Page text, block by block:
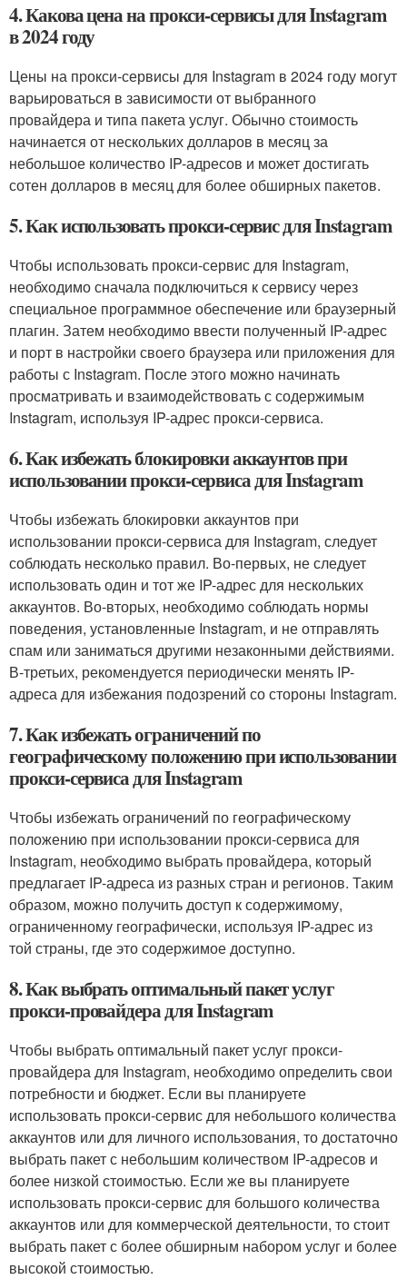
4. Какова цена на прокси-сервисы для Instagram
в 2024 году
Цены на прокси-сервисы для Instagram в 2024 году могут
варьироваться в зависимости от выбранного
провайдера и типа пакета услуг. Обычно стоимость
начинается от нескольких долларов в месяц за
небольшое количество IP-адресов и может достигать
сотен долларов в месяц для более обширных пакетов.
5. Как использовать прокси-сервис для Instagram
Чтобы использовать прокси-сервис для Instagram,
необходимо сначала подключиться к сервису через
специальное программное обеспечение или браузерный
плагин. Затем необходимо ввести полученный IP-адрес
и порт в настройки своего браузера или приложения для
работы с Instagram. После этого можно начинать
просматривать и взаимодействовать с содержимым
Instagram, используя IP-адрес прокси-сервиса.
6. Как избежать блокировки аккаунтов при
использовании прокси-сервиса для Instagram
Чтобы избежать блокировки аккаунтов при
использовании прокси-сервиса для Instagram, следует
соблюдать несколько правил. Во-первых, не следует
использовать один и тот же IP-адрес для нескольких
аккаунтов. Во-вторых, необходимо соблюдать нормы
поведения, установленные Instagram, и не отправлять
спам или заниматься другими незаконными действиями.
В-третьих, рекомендуется периодически менять IP-
адреса для избежания подозрений со стороны Instagram.
7. Как избежать ограничений по
географическому положению при использовании
прокси-сервиса для Instagram
Чтобы избежать ограничений по географическому
положению при использовании прокси-сервиса для
Instagram, необходимо выбрать провайдера, который
предлагает IP-адреса из разных стран и регионов. Таким
образом, можно получить доступ к содержимому,
ограниченному географически, используя IP-адрес из
той страны, где это содержимое доступно.
8. Как выбрать оптимальный пакет услуг
прокси-провайдера для Instagram
Чтобы выбрать оптимальный пакет услуг прокси-
провайдера для Instagram, необходимо определить свои
потребности и бюджет. Если вы планируете
использовать прокси-сервис для небольшого количества
аккаунтов или для личного использования, то достаточно
выбрать пакет с небольшим количеством IP-адресов и
более низкой стоимостью. Если же вы планируете
использовать прокси-сервис для большого количества
аккаунтов или для коммерческой деятельности, то стоит
выбрать пакет с более обширным набором услуг и более
высокой стоимостью.